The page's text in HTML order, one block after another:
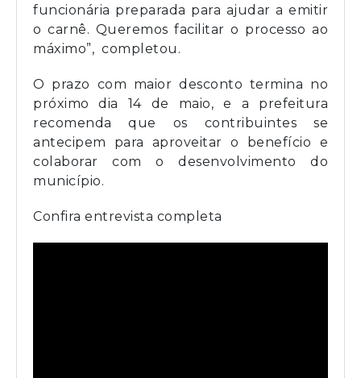
funcionária preparada para ajudar a emitir
o carnê. Queremos facilitar o processo ao
máximo”, completou.
O prazo com maior desconto termina no
próximo dia 14 de maio, e a prefeitura
recomenda que os contribuintes se
antecipem para aproveitar o benefício e
colaborar com o desenvolvimento do
município.
Confira entrevista completa